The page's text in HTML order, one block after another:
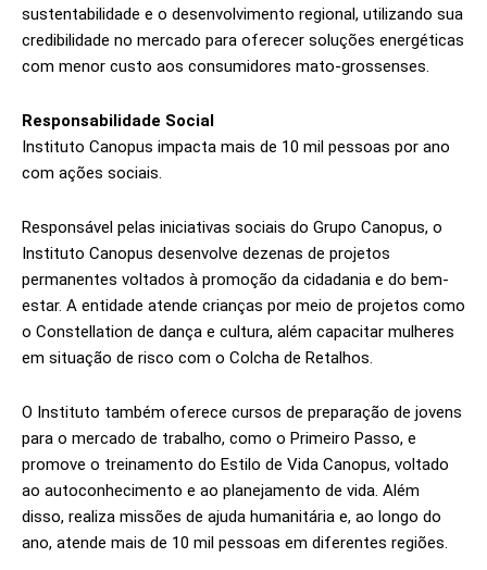
sustentabilidade e o desenvolvimento regional, utilizando sua
credibilidade no mercado para oferecer soluções energéticas
com menor custo aos consumidores mato-grossenses.
Responsabilidade Social
Instituto Canopus impacta mais de 10 mil pessoas por ano
com ações sociais.
Responsável pelas iniciativas sociais do Grupo Canopus, o
Instituto Canopus desenvolve dezenas de projetos
permanentes voltados à promoção da cidadania e do bem-
estar. A entidade atende crianças por meio de projetos como
o Constellation de dança e cultura, além capacitar mulheres
em situação de risco com o Colcha de Retalhos.
O Instituto também oferece cursos de preparação de jovens
para o mercado de trabalho, como o Primeiro Passo, e
promove o treinamento do Estilo de Vida Canopus, voltado
ao autoconhecimento e ao planejamento de vida. Além
disso, realiza missões de ajuda humanitária e, ao longo do
ano, atende mais de 10 mil pessoas em diferentes regiões.